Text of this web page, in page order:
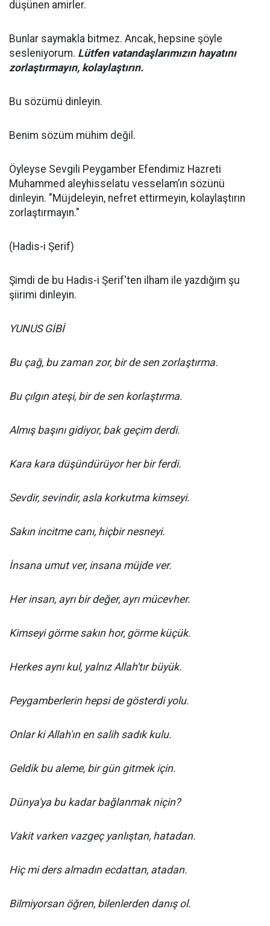
düşünen amirler.
Bunlar saymakla bitmez. Ancak, hepsine şöyle
sesleniyorum. Lütfen vatandaşlarımızın hayatını
zorlaştırmayın, kolaylaştırın.
Bu sözümü dinleyin.
Benim sözüm mühim değil.
Öyleyse Sevgili Peygamber Efendimiz Hazreti
Muhammed aleyhisselatu vesselam’ın sözünü
dinleyin. "Müjdeleyin, nefret ettirmeyin, kolaylaştırın
zorlaştırmayın."
(Hadis-i Şerif)
Şimdi de bu Hadis-i Şerif'ten ilham ile yazdığım şu
şiirimi dinleyin.
YUNUS GİBİ
Bu çağ, bu zaman zor, bir de sen zorlaştırma.
Bu çılgın ateşi, bir de sen korlaştırma.
Almış başını gidiyor, bak geçim derdi.
Kara kara düşündürüyor her bir ferdi.
Sevdir, sevindir, asla korkutma kimseyi.
Sakın incitme canı, hiçbir nesneyi.
İnsana umut ver, insana müjde ver.
Her insan, ayrı bir değer, ayrı mücevher.
Kimseyi görme sakın hor, görme küçük.
Herkes aynı kul, yalnız Allah'tır büyük.
Peygamberlerin hepsi de gösterdi yolu.
Onlar ki Allah'ın en salih sadık kulu.
Geldik bu aleme, bir gün gitmek için.
Dünya'ya bu kadar bağlanmak niçin?
Vakit varken vazgeç yanlıştan, hatadan.
Hiç mi ders almadın ecdattan, atadan.
Bilmiyorsan öğren, bilenlerden danış ol.